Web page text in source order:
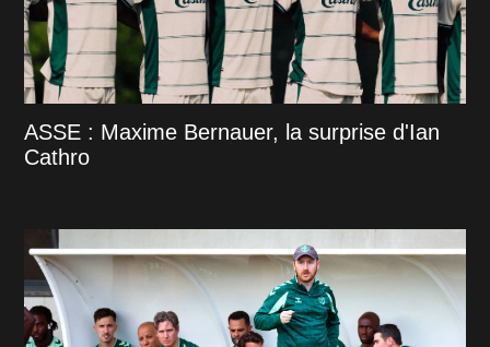
ASSE : Maxime Bernauer, la surprise d'Ian
Cathro